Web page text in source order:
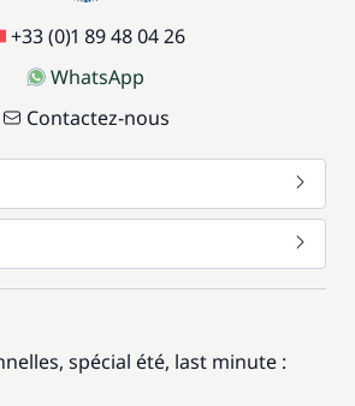
+33 (0)1 89 48 04 26
WhatsApp
Contactez-nous
spécial été, last minute :